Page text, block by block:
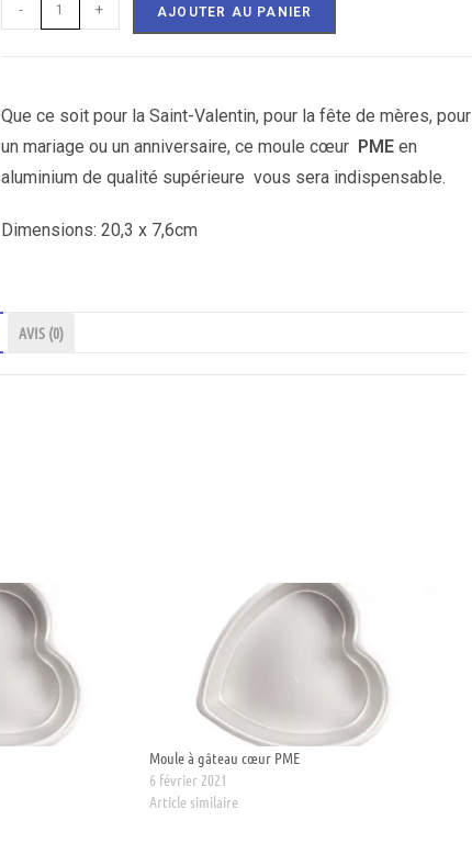
- + AJOUTER AU PANIER
Que ce soit pour la Saint-Valentin, pour la fête de mères, pour
un mariage ou un anniversaire, ce moule cœur PMEen
aluminium de qualité supérieure vous sera indispensable.
Dimensions: 20,3 x 7,6cm
AVIS (0)
Moule à gâteau cœur PME
6 février 2021
Article similaire